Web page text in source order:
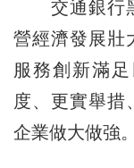
交通銀行黑
營經濟發展壯
服務創新滿
度、更實舉措
企業做大做強。